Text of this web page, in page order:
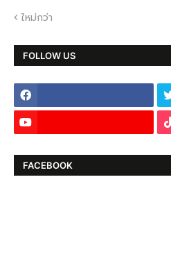
ใหม่กว่า
FOLLOW US
FACEBOOK